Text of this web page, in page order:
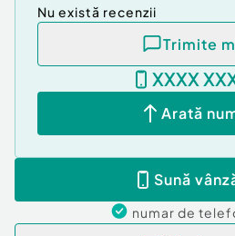
Preț propus: 12500 euro,
Contact:
0786 968 413
????
Nu există recenzii
Trimite
XXXX
Arată
Sună
numar de